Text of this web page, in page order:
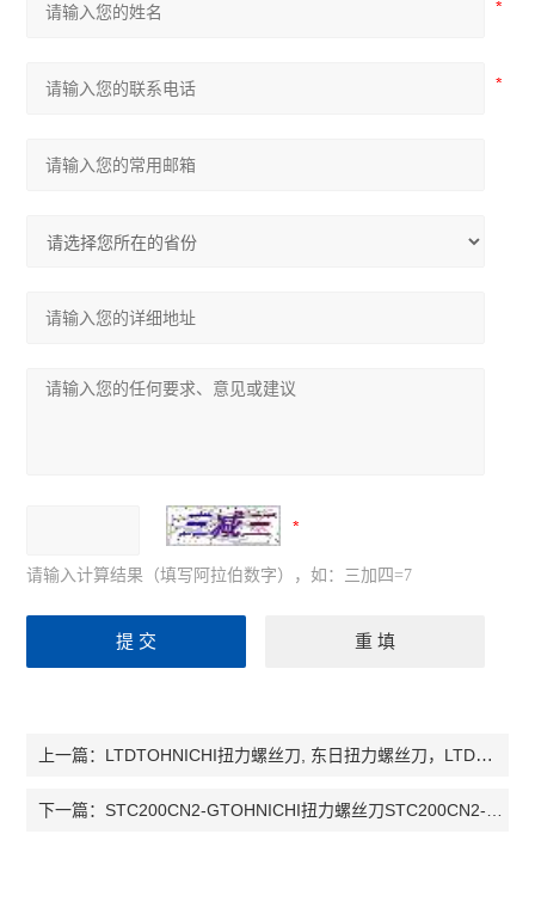
请输入计算结果（填写阿拉伯数字），如：三加四=7
上一篇： LTDTOHNICHI扭力螺丝刀, 东日扭力螺丝刀，LTD脱跳式扭力螺丝刀，扭力起子
下一篇： STC200CN2-GTOHNICHI扭力螺丝刀STC200CN2-G,东日扭力螺丝刀STC200CN2-G，STC200